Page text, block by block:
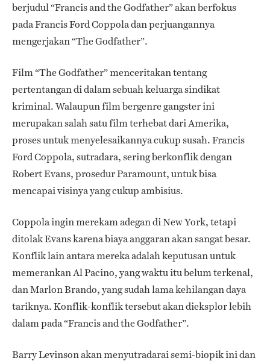
berjudul “Francis and the Godfather” akan berfokus
pada Francis Ford Coppola dan perjuangannya
mengerjakan “The Godfather”.
Film “The Godfather” menceritakan tentang
pertentangan di dalam sebuah keluarga sindikat
kriminal. Walaupun film bergenre gangster ini
merupakan salah satu film terhebat dari Amerika,
proses untuk menyelesaikannya cukup susah. Francis
Ford Coppola, sutradara, sering berkonflik dengan
Robert Evans, prosedur Paramount, untuk bisa
mencapai visinya yang cukup ambisius.
Coppola ingin merekam adegan di New York, tetapi
ditolak Evans karena biaya anggaran akan sangat besar.
Konflik lain antara mereka adalah keputusan untuk
memerankan Al Pacino, yang waktu itu belum terkenal,
dan Marlon Brando, yang sudah lama kehilangan daya
tariknya. Konflik-konflik tersebut akan dieksplor lebih
dalam pada “Francis and the Godfather”.
Barry Levinson akan menyutradarai semi-biopik ini dan